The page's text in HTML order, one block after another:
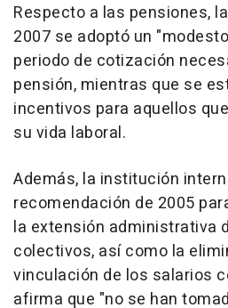
Respecto a las pensiones,
2007 se adoptó un
periodo de cotización
pensión, mientras que se
incentivos para aquellos
su vida laboral.
Además, la institución
recomendación de 2005
la extensión administrativa
colectivos, así como la
vinculación de los salarios
afirma que "no se han